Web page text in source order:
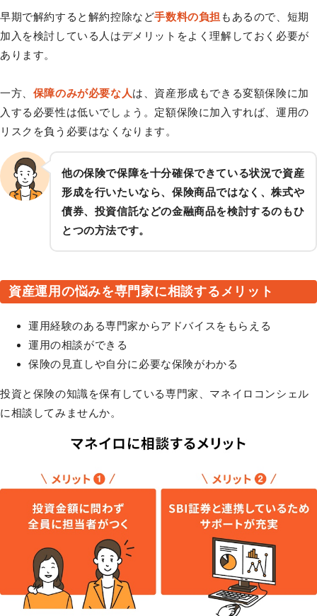
早期で解約すると解約控除など手数料の負担 もあるので、短期
加入を検討している人はデメリットをよく理解しておく必要が
あります。
一方、 保障のみが必要な人は、資産形成もできる変額保険に加
入する必要性は低いでしょう。定額保険に加入すれば、運用の
リスクを負う必要はなくなります。
他の保険で保障を十分確保できている状況で資産
形成を行いたいなら、保険商品ではなく、株式や
債券、投資信託などの金融商品を検討するのもひ
とつの方法です。
資産運用の悩みを専門家に相談するメリット
運用経験のある専門家からアドバイスをもらえる
運用の相談ができる
保険の見直しや自分に必要な保険がわかる
投資と保険の知識を保有している専門家、マネイロコンシェル
に相談してみませんか。